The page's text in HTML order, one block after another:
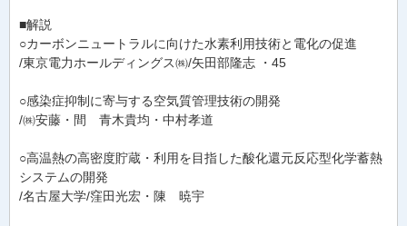
■解説
○カーボンニュートラルに向けた水素利用技術と電化の促進
/東京電力ホールディングス㈱/矢田部隆志 ・45
○感染症抑制に寄与する空気質管理技術の開発
/㈱安藤・間 青木貴均・中村孝道
○高温熱の高密度貯蔵・利用を目指した酸化還元反応型化学蓄熱
システムの開発
/名古屋大学/窪田光宏・陳 暁宇